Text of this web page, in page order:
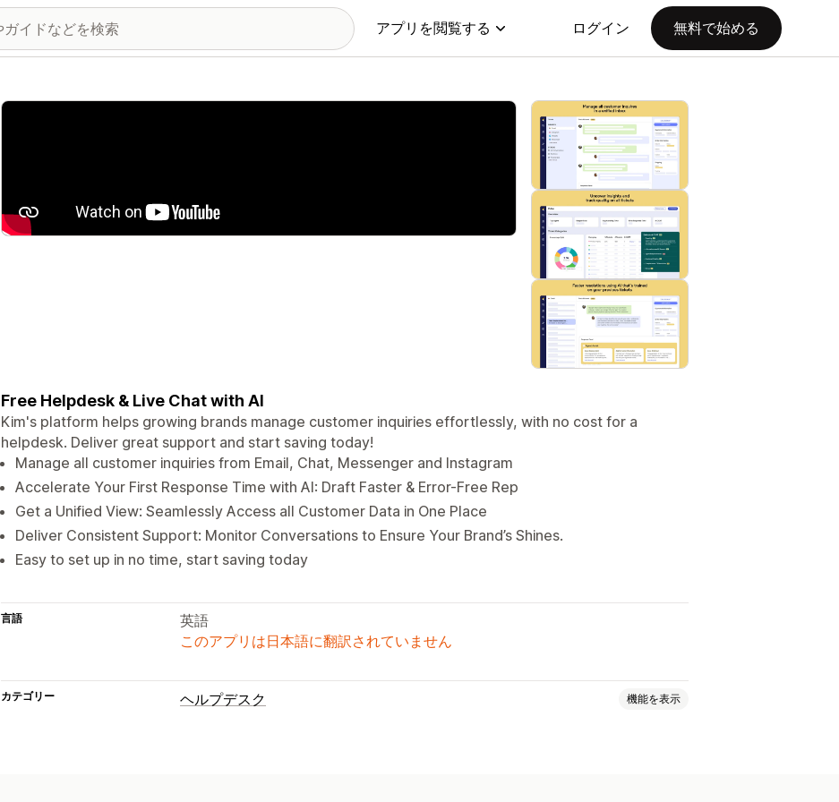
アプリを閲覧する ログイン 無料で始める
特集の画像ギャラリー
Free Helpdesk & Live Chat with AI
Kim's platform helps growing brands manage customer inquiries effortlessly, with no cost for a
helpdesk. Deliver great support and start saving today!
Manage all customer inquiries from Email, Chat, Messenger and Instagram
Accelerate Your First Response Time with AI: Draft Faster & Error-Free Rep
Get a Unified View: Seamlessly Access all Customer Data in One Place
Deliver Consistent Support: Monitor Conversations to Ensure Your Brand’s Shines.
Easy to set up in no time, start saving today
言語
英語
このアプリは日本語に翻訳されていません
カテゴリー ヘルプデスク 機能を表示